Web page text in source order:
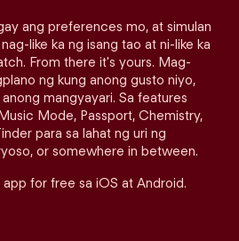
ang preferences mo, at simulan
like ka ng isang tao at ni-like ka
From there it's yours. Mag-
ng kung anong gusto niyo,
mangyayari. Sa features
Mode, Passport, Chemistry,
para sa lahat ng uri ng
or somewhere in between.
for free sa iOS at Android.